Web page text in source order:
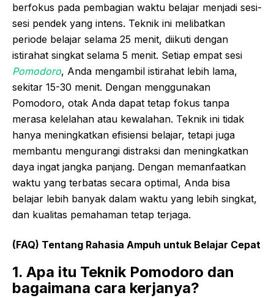
berfokus pada pembagian waktu belajar menjadi sesi-
sesi pendek yang intens. Teknik ini melibatkan
periode belajar selama 25 menit, diikuti dengan
istirahat singkat selama 5 menit. Setiap empat sesi
Pomodoro, Anda mengambil istirahat lebih lama,
sekitar 15-30 menit. Dengan menggunakan
Pomodoro, otak Anda dapat tetap fokus tanpa
merasa kelelahan atau kewalahan. Teknik ini tidak
hanya meningkatkan efisiensi belajar, tetapi juga
membantu mengurangi distraksi dan meningkatkan
daya ingat jangka panjang. Dengan memanfaatkan
waktu yang terbatas secara optimal, Anda bisa
belajar lebih banyak dalam waktu yang lebih singkat,
dan kualitas pemahaman tetap terjaga.
(FAQ) Tentang Rahasia Ampuh untuk Belajar Cepat
1. Apa itu Teknik Pomodoro dan
bagaimana cara kerjanya?